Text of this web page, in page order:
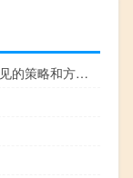
自媒体如何吸引人气【常见的策略和方法提高吸引力】